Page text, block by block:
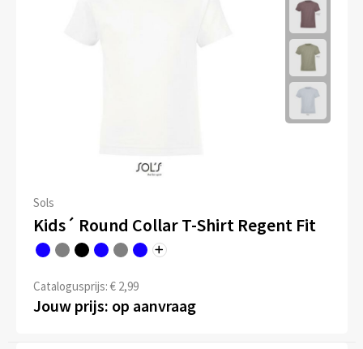
Sols
Kids´ Round Collar T-Shirt Regent Fit
Catalogusprijs: € 2,99
Jouw prijs: op aanvraag